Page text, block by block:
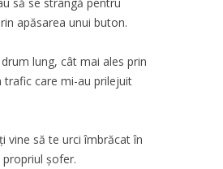
apăsarea unui buton.
lung, cât mai ales prin
care mi-au prilejuit
vine să te urci îmbrăcat în
șofer.